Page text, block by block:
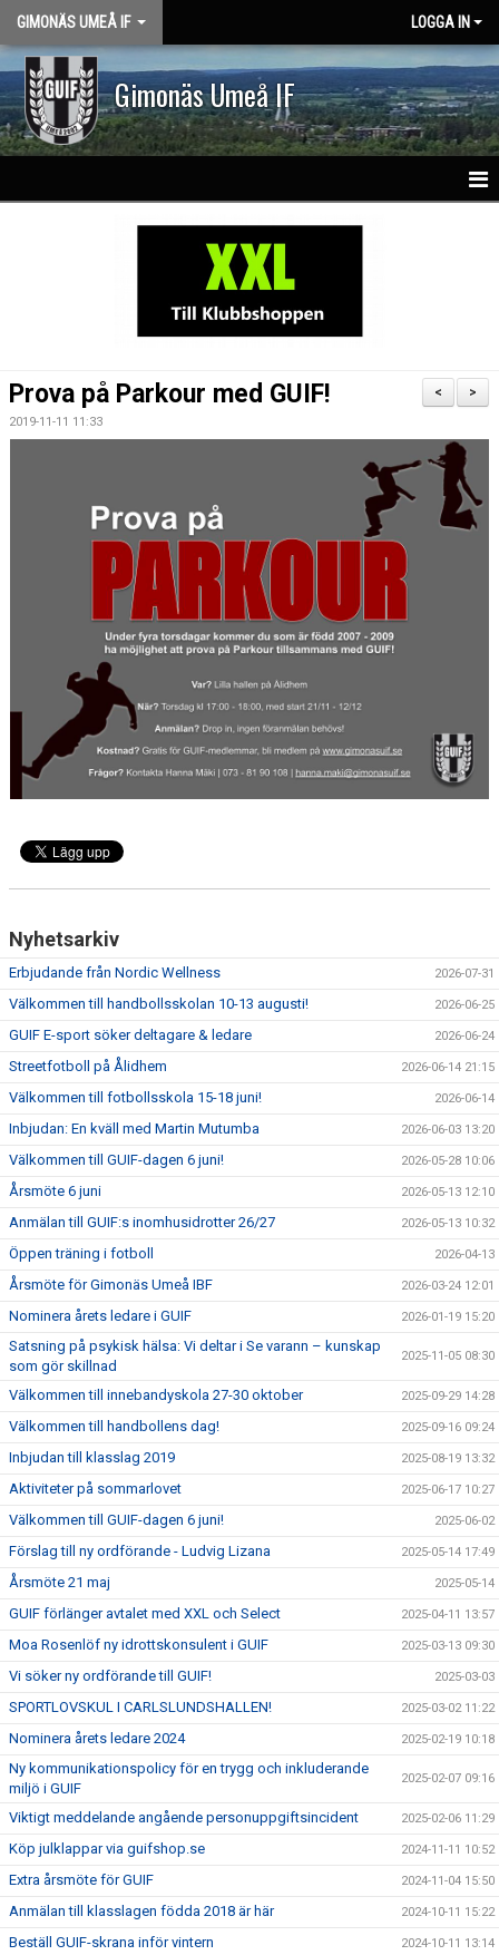
GIMONÄS UMEÅ IF LOGGA IN
Gimonäs Umeå IF
VISION & VÄRDEGRUND
MATERIALINKÖP
NATTVANDRING
>
<
Prova på Parkour med GUIF!
2019-11-11 11:33
Nyhetsarkiv
Erbjudande från Nordic Wellness 2026-07-31
Välkommen till handbollsskolan 10-13 augusti! 2026-06-25
GUIF E-sport söker deltagare & ledare 2026-06-24
Streetfotboll på Ålidhem 2026-06-14 21:15
Välkommen till fotbollsskola 15-18 juni! 2026-06-14
Inbjudan: En kväll med Martin Mutumba 2026-06-03 13:20
Välkommen till GUIF-dagen 6 juni! 2026-05-28 10:06
Årsmöte 6 juni 2026-05-13 12:10
Anmälan till GUIF:s inomhusidrotter 26/27 2026-05-13 10:32
Öppen träning i fotboll 2026-04-13
Årsmöte för Gimonäs Umeå IBF 2026-03-24 12:01
Nominera årets ledare i GUIF 2026-01-19 15:20
Satsning på psykisk hälsa: Vi deltar i Se varann – kunskap
som gör skillnad
2025-11-05 08:30
Välkommen till innebandyskola 27-30 oktober 2025-09-29 14:28
Välkommen till handbollens dag! 2025-09-16 09:24
Inbjudan till klasslag 2019 2025-08-19 13:32
Aktiviteter på sommarlovet 2025-06-17 10:27
Välkommen till GUIF-dagen 6 juni! 2025-06-02
Förslag till ny ordförande - Ludvig Lizana 2025-05-14 17:49
Årsmöte 21 maj 2025-05-14
GUIF förlänger avtalet med XXL och Select 2025-04-11 13:57
Moa Rosenlöf ny idrottskonsulent i GUIF 2025-03-13 09:30
Vi söker ny ordförande till GUIF! 2025-03-03
SPORTLOVSKUL I CARLSLUNDSHALLEN! 2025-03-02 11:22
Nominera årets ledare 2024 2025-02-19 10:18
Ny kommunikationspolicy för en trygg och inkluderande
miljö i GUIF
2025-02-07 09:16
Viktigt meddelande angående personuppgiftsincident 2025-02-06 11:29
Köp julklappar via guifshop.se 2024-11-11 10:52
Extra årsmöte för GUIF 2024-11-04 15:50
Anmälan till klasslagen födda 2018 är här 2024-10-11 15:22
Beställ GUIF-skrana inför vintern 2024-10-11 13:14